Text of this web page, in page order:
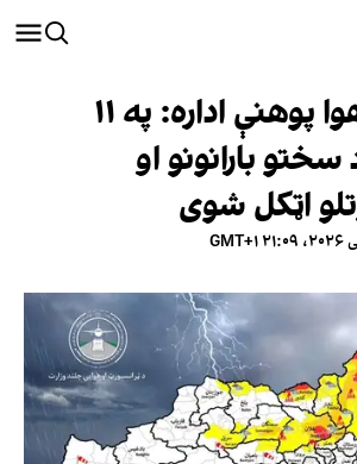
د طالبانو د هوا پوهنې اداره: په ۱۱
سختو بارانونو او
اټکل شوی